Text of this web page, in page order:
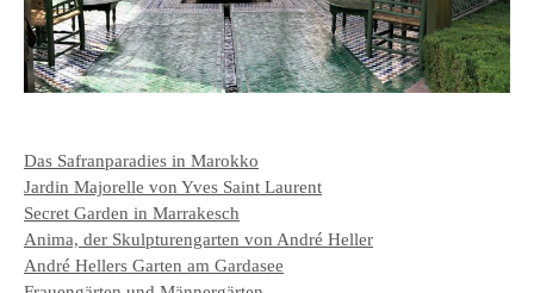
Das Safranparadies in Marokko
Jardin Majorelle von Yves Saint Laurent
Secret Garden in Marrakesch
Anima, der Skulpturengarten von André Heller
André Hellers Garten am Gardasee